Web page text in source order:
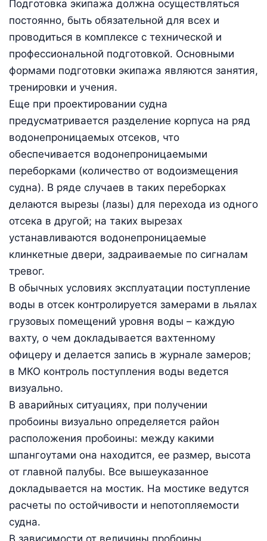
Подготовка экипажа должна осуществляться
постоянно, быть обязательной для всех и
проводиться в комплексе с технической и
профессиональной подготовкой. Основными
формами подготовки экипажа являются занятия,
тренировки и учения.
Еще при проектировании судна
предусматривается разделение корпуса на ряд
водонепроницаемых отсеков, что
обеспечивается водонепроницаемыми
переборками (количество от водоизмещения
судна). В ряде случаев в таких переборках
делаются вырезы (лазы) для перехода из одного
отсека в другой; на таких вырезах
устанавливаются водонепроницаемые
клинкетные двери, задраиваемые по сигналам
тревог.
В обычных условиях эксплуатации поступление
воды в отсек контролируется замерами в льялах
грузовых помещений уровня воды – каждую
вахту, о чем докладывается вахтенному
офицеру и делается запись в журнале замеров;
в МКО контроль поступления воды ведется
визуально.
В аварийных ситуациях, при получении
пробоины визуально определяется район
расположения пробоины: между какими
шпангоутами она находится, ее размер, высота
от главной палубы. Все вышеуказанное
докладывается на мостик. На мостике ведутся
расчеты по остойчивости и непотопляемости
судна.
В зависимости от величины пробоины